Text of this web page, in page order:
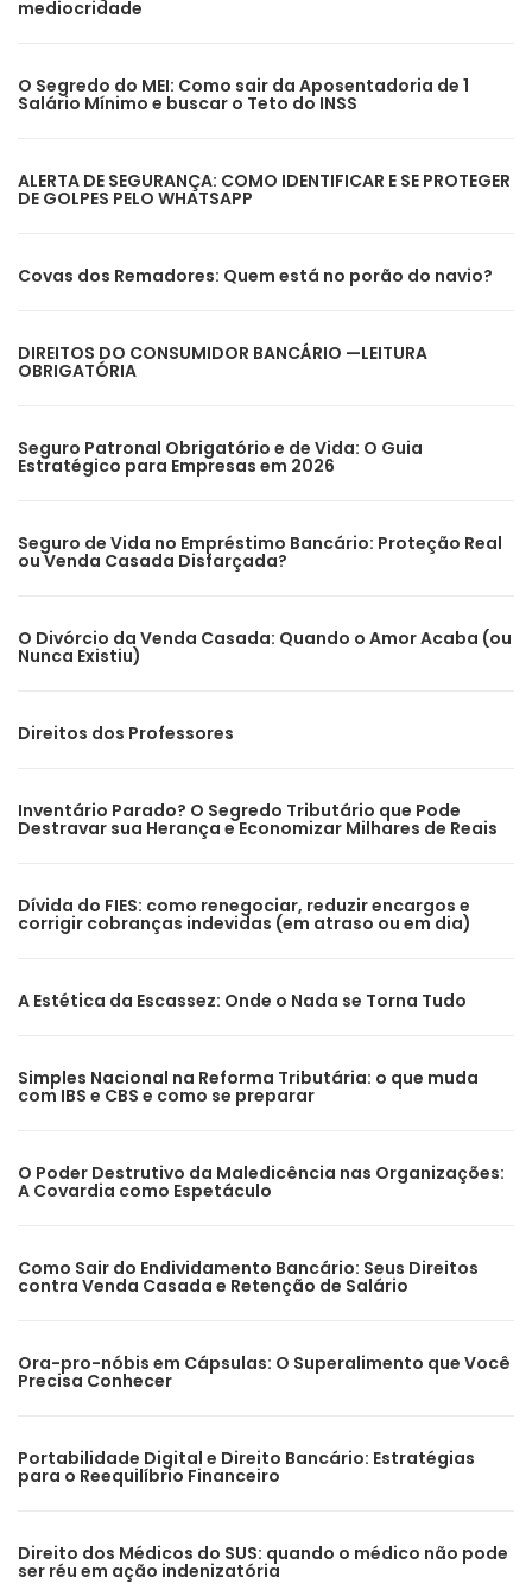
mediocridade
O Segredo do MEI: Como sair da Aposentadoria de 1
Salário Mínimo e buscar o Teto do INSS
ALERTA DE SEGURANÇA: COMO IDENTIFICAR E SE PROTEGER
DE GOLPES PELO WHATSAPP
Covas dos Remadores: Quem está no porão do navio?
DIREITOS DO CONSUMIDOR BANCÁRIO —LEITURA
OBRIGATÓRIA
Seguro Patronal Obrigatório e de Vida: O Guia
Estratégico para Empresas em 2026
Seguro de Vida no Empréstimo Bancário: Proteção Real
ou Venda Casada Disfarçada?
O Divórcio da Venda Casada: Quando o Amor Acaba (ou
Nunca Existiu)
Direitos dos Professores
Inventário Parado? O Segredo Tributário que Pode
Destravar sua Herança e Economizar Milhares de Reais
Dívida do FIES: como renegociar, reduzir encargos e
corrigir cobranças indevidas (em atraso ou em dia)
A Estética da Escassez: Onde o Nada se Torna Tudo
Simples Nacional na Reforma Tributária: o que muda
com IBS e CBS e como se preparar
O Poder Destrutivo da Maledicência nas Organizações:
A Covardia como Espetáculo
Como Sair do Endividamento Bancário: Seus Direitos
contra Venda Casada e Retenção de Salário
Ora-pro-nóbis em Cápsulas: O Superalimento que Você
Precisa Conhecer
Portabilidade Digital e Direito Bancário: Estratégias
para o Reequilíbrio Financeiro
Direito dos Médicos do SUS: quando o médico não pode
ser réu em ação indenizatória